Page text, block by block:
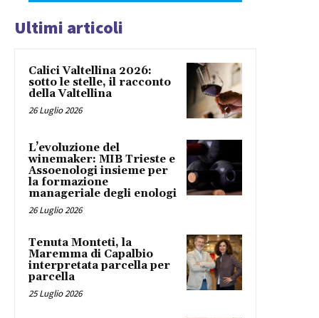
Ultimi articoli
Calici Valtellina 2026:
sotto le stelle, il racconto
della Valtellina
26 Luglio 2026
L’evoluzione del
winemaker: MIB Trieste e
Assoenologi insieme per
la formazione
manageriale degli enologi
26 Luglio 2026
Tenuta Monteti, la
Maremma di Capalbio
interpretata parcella per
parcella
25 Luglio 2026